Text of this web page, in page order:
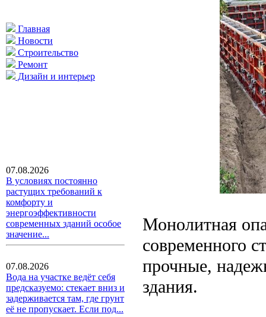
Главная
Новости
Строительство
Ремонт
Дизайн и интерьер
07.08.2026
В условиях постоянно
растущих требований к
комфорту и
энергоэффективности
современных зданий особое
значение...
07.08.2026
Вода на участке ведёт себя
предсказуемо: стекает вниз и
задерживается там, где грунт
её не пропускает. Если под...
Монолитная
современного
прочные,
здания.